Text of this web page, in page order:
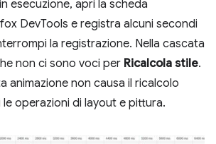
esecuzione, apri la scheda
DevTools e registra alcuni secondi
la registrazione. Nella cascata
non ci sono voci per Ricalcola stile.
animazione non causa il ricalcolo
operazioni di layout e pittura.